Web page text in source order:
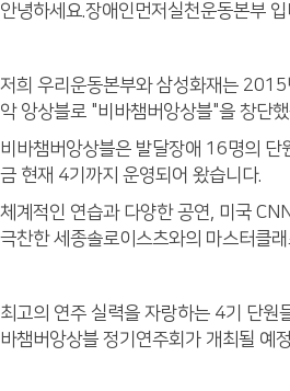
안녕하세요.장애인먼저실천운동본부 입
저희 우리운동본부와 삼성화재는
악 앙상블로 "비바챔버앙상블"을 창단
비바챔버앙상블은 발달장애 16명의 단
금 현재 4기까지 운영되어 왔습니다.
체계적인 연습과 다양한 공연, 미국
극찬한 세종솔로이스츠와의 마스터클
최고의 연주 실력을 자랑하는 4기 단원
바챔버앙상블 정기연주회가 개최될 예